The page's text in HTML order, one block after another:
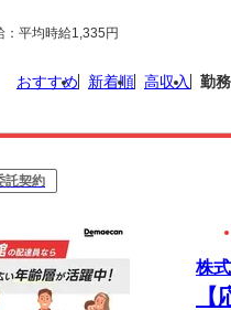
：平均時給1,335円
おすすめ 新着順 高収入 勤
託契約
株